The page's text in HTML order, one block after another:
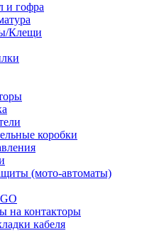
и гофра
Клещи
коробки
(мото-автоматы)
на контакторы
кабеля